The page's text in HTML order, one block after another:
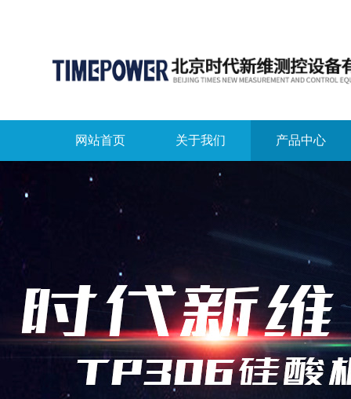
网站首页 关于我们 产品中心